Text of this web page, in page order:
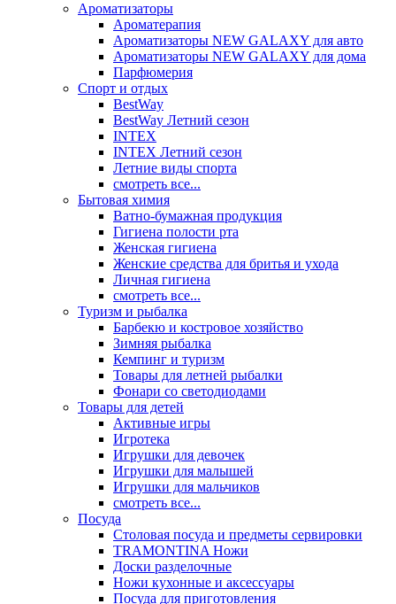
Ароматизаторы
Ароматерапия
Ароматизаторы NEW GALAXY для авто
Ароматизаторы NEW GALAXY для дома
Парфюмерия
Спорт и отдых
BestWay
BestWay Летний сезон
INTEX
INTEX Летний сезон
Летние виды спорта
смотреть все...
Бытовая химия
Ватно-бумажная продукция
Гигиена полости рта
Женская гигиена
Женские средства для бритья и ухода
Личная гигиена
смотреть все...
Туризм и рыбалка
Барбекю и костровое хозяйство
Зимняя рыбалка
Кемпинг и туризм
Товары для летней рыбалки
Фонари со светодиодами
Товары для детей
Активные игры
Игротека
Игрушки для девочек
Игрушки для малышей
Игрушки для мальчиков
смотреть все...
Посуда
Столовая посуда и предметы сервировки
TRAMONTINA Ножи
Доски разделочные
Ножи кухонные и аксессуары
Посуда для приготовления